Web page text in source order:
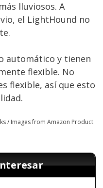
lluviosos. A
el LightHound no
automático y tienen
flexible. No
flexible, así que esto
/ Images from Amazon Product